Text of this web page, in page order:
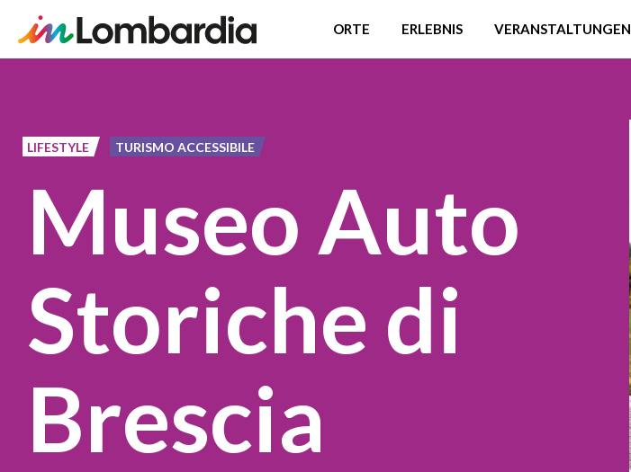
ORTE ERLEBNIS VERANSTALTUNGEN
LIFESTYLE TURISMO ACCESSIBILE
Museo Auto
Storiche di
Brescia